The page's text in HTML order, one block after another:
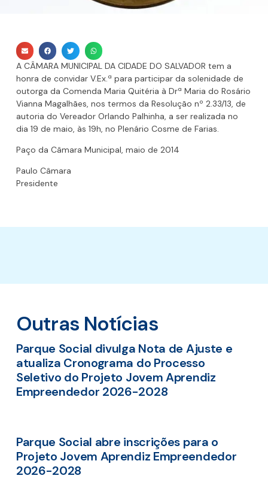
A CÂMARA MUNICIPAL DA CIDADE DO SALVADOR tem a
honra de convidar V.Ex.ª para participar da solenidade de
outorga da Comenda Maria Quitéria à Drª Maria do Rosário
Vianna Magalhães, nos termos da Resolução nº 2.33/13, de
autoria do Vereador Orlando Palhinha, a ser realizada no
dia 19 de maio, às 19h, no Plenário Cosme de Farias.
Paço da Câmara Municipal, maio de 2014
Paulo Câmara
Presidente
Outras Notícias
Parque Social divulga Nota de Ajuste e
atualiza Cronograma do Processo
Seletivo do Projeto Jovem Aprendiz
Empreendedor 2026-2028
Parque Social abre inscrições para o
Projeto Jovem Aprendiz Empreendedor
2026-2028